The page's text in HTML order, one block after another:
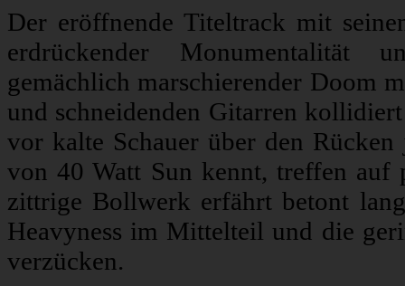
Der eröffnende Titeltrack mit
erdrückender Monumentalität
gemächlich marschierender Doom
und schneidenden Gitarren
vor kalte Schauer über den
von 40 Watt Sun kennt, treffen auf
zittrige Bollwerk erfährt betont
Heavyness im Mittelteil und die
verzücken.